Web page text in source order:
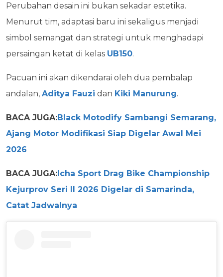
Perubahan desain ini bukan sekadar estetika.
Menurut tim, adaptasi baru ini sekaligus menjadi
simbol semangat dan strategi untuk menghadapi
persaingan ketat di kelas UB150.
Pacuan ini akan dikendarai oleh dua pembalap
andalan, Aditya Fauzi dan Kiki Manurung.
BACA JUGA:Black Motodify Sambangi Semarang,
Ajang Motor Modifikasi Siap Digelar Awal Mei
2026
BACA JUGA:Icha Sport Drag Bike Championship
Kejurprov Seri II 2026 Digelar di Samarinda,
Catat Jadwalnya